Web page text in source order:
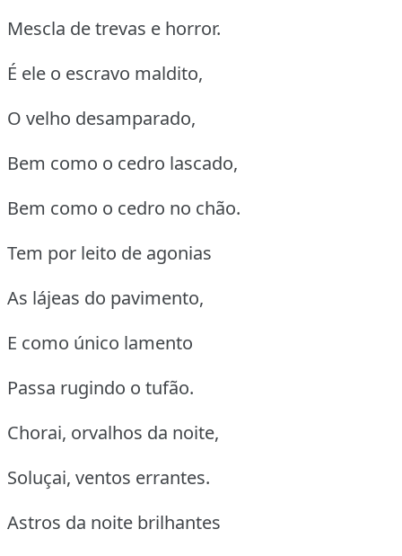
Mescla de trevas e horror.
É ele o escravo maldito,
O velho desamparado,
Bem como o cedro lascado,
Bem como o cedro no chão.
Tem por leito de agonias
As lájeas do pavimento,
E como único lamento
Passa rugindo o tufão.
Chorai, orvalhos da noite,
Soluçai, ventos errantes.
Astros da noite brilhantes